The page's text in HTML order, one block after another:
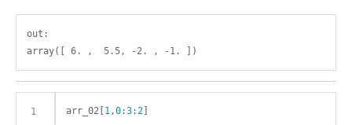
out:
1 arr_02[ 1,0:3:2